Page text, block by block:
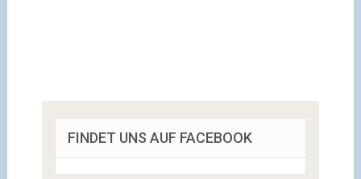
FINDET UNS AUF FACEBOOK